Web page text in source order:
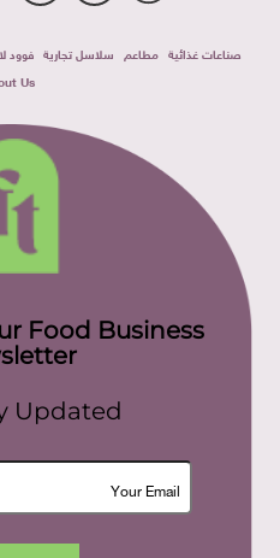
صناعات غذائية مطاعم سلاسل تجارية فوود
Us
Food Business
Updated